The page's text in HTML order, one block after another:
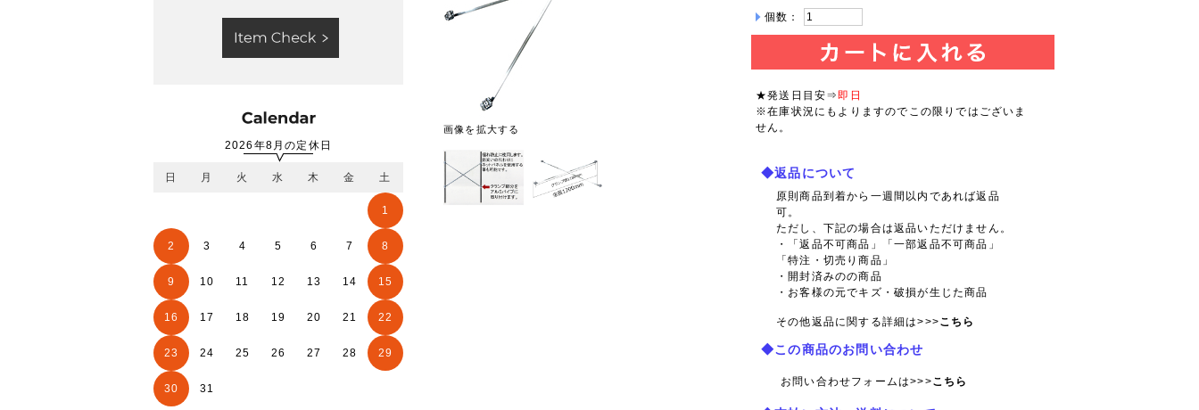
2026年8月の定休日
日 月 火 水 木 金 土
1
2 3 4 5 6 7 8
9 10 11 12 13 14 15
16 17 18 19 20 21 22
23 24 25 26 27 28 29
30 31
画像を拡大する
個数：
★発送日目安⇒ 即日
※在庫状況にもよりますのでこの限りではございま
せん。
◆返品について
原則商品到着から一週間以内であれば返品
可。
ただし、下記の場合は返品いただけません。
・「返品不可商品」「一部返品不可商品」
「特注・切売り商品」
・開封済みのの商品
・お客様の元でキズ・破損が生じた商品
その他返品に関する詳細は>>>こちら
◆この商品のお問い合わせ
お問い合わせフォームは>>>こちら